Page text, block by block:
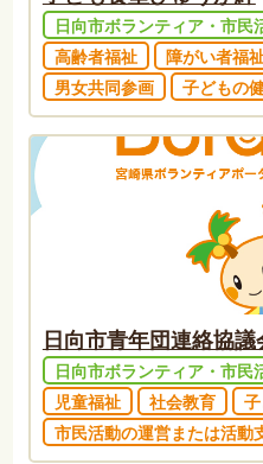
日向市ボランティア・市民
高齢者福祉
障がい者福
男女共同参画
子どもの
日向市青年団連絡協議
日向市ボランティア・市民
児童福祉
社会教育
市民活動の運営または活動